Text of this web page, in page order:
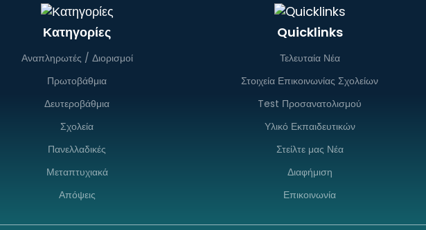
Κατηγορίες
Αναπληρωτές / Διορισμοί
Πρωτοβάθμια
Δευτεροβάθμια
Σχολεία
Πανελλαδικές
Μεταπτυχιακά
Απόψεις
Quicklinks
Τελευταία Νέα
Στοιχεία Επικοινωνίας Σχολείων
Test Προσανατολισμού
Υλικό Εκπαιδευτικών
Στείλτε μας Νέα
Διαφήμιση
Επικοινωνία